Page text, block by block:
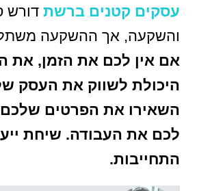
עסקים קטנים ברשת דורש
והשקעה, אך ההשקעה
אם אין לכם את הזמן, את
היכולת לשווק את העסק
השאירו את הפרטים
לכם את העבודה. שיחת
התחייבות.